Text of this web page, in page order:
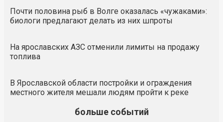
Почти половина рыб в Волге оказалась «чужаками»:
биологи предлагают делать из них шпроты
На ярославских АЗС отменили лимиты на продажу
топлива
В Ярославской области постройки и ограждения
местного жителя мешали людям пройти к реке
больше событий